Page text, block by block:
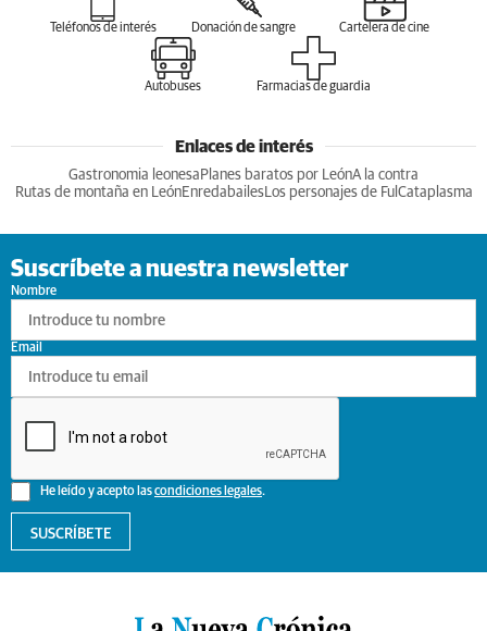
Teléfonos de interés Donación de sangre Cartelera de cine
Autobuses Farmacias de guardia
Enlaces de interés
Gastronomia leonesa Planes baratos por LeónA la contra
Rutas de montaña en LeónEnredabailesLos personajes de Ful Cataplasma
Suscríbete a nuestra newsletter
Nombre
He leído y acepto lascondiciones legales.
Email
SUSCRÍBETE